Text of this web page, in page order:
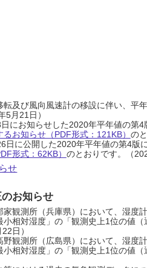
転及び風向風速計の移設に伴い、平
5月21日）
にお知らせした2020年平年値の第
お知らせ（PDF形式：121KB） の
日に公開した2020年平年値の第4版
形式：62KB） のとおりです。（
せ
お知らせ
家観測所（兵庫県）において、湿度
小相対湿度」の「観測史上1位の値
日）
野観測所（広島県）において、湿度
小相対湿度」の「観測史上1位の値